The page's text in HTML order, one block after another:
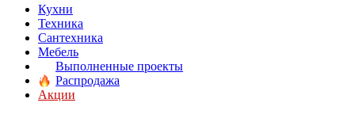
Кухни
Техника
Сантехника
Мебель
Выполненные проекты
Распродажа
Акции